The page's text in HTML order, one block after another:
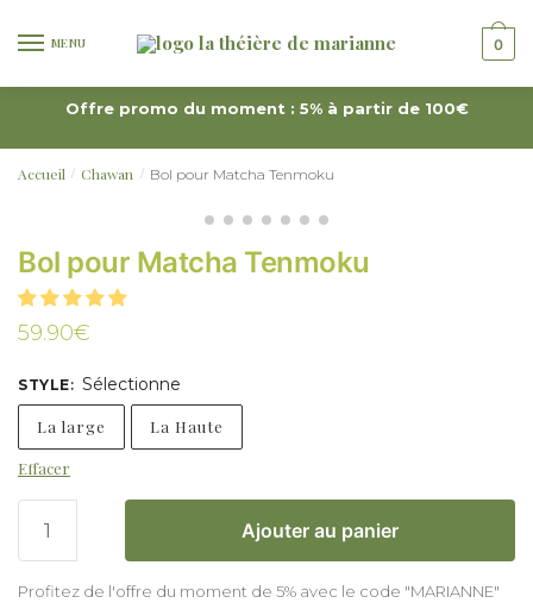
MENU 0
Offre promo du moment : 5% à partir de 100€
Accueil / Chawan / Bol pour Matcha Tenmoku
Bol pour Matcha Tenmoku
59.90€
STYLE: Sélectionne
La large La Haute
Effacer
Ajouter au panier
Profitez de l'offre du moment de 5% avec le code "MARIANNE"